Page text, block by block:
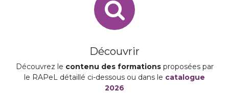
Découvrir
Découvrez le contenu des formationsproposées par
le RAPeL détaillé ci-dessous ou dans le catalogue
2026